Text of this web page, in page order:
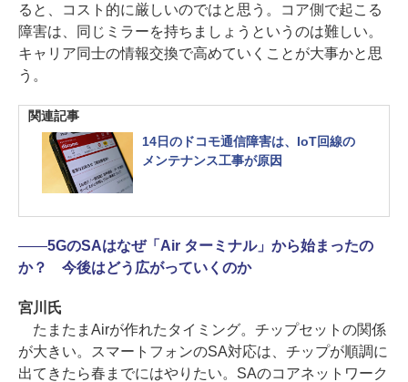
ると、コスト的に厳しいのではと思う。コア側で起こる
障害は、同じミラーを持ちましょうというのは難しい。
キャリア同士の情報交換で高めていくことが大事かと思
う。
関連記事
14日のドコモ通信障害は、IoT回線の
メンテナンス工事が原因
――5GのSAはなぜ「Air ターミナル」から始まったの
か？ 今後はどう広がっていくのか
宮川氏
たまたまAirが作れたタイミング。チップセットの関係
が大きい。スマートフォンのSA対応は、チップが順調に
出てきたら春までにはやりたい。SAのコアネットワーク